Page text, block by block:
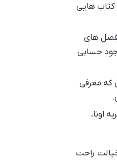
کتاب هایی
های
حسابی
که معرفی
اونا،
راحت